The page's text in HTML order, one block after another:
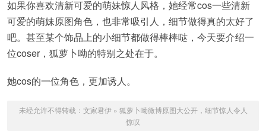
如果你喜欢清新可爱的萌妹惊人风格，她经常cos一些清新
可爱的萌妹原图角色，也非常吸引人，细节做得真的太好了
吧。甚至某个饰品上的小细节都做得棒棒哒，今天要介绍一
位coser，狐萝卜呦的特别之处在于。
她cos的一位角色，更加诱人。
未经允许不得转载： 文家君伊» 狐萝卜呦微博原图大公开，细节惊人令人
惊叹